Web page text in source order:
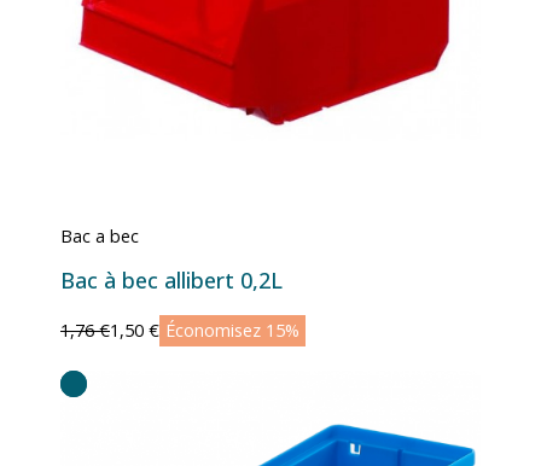
Bac a bec
Bac à bec allibert 0,2L
1,76 €1,50 € Économisez 15%